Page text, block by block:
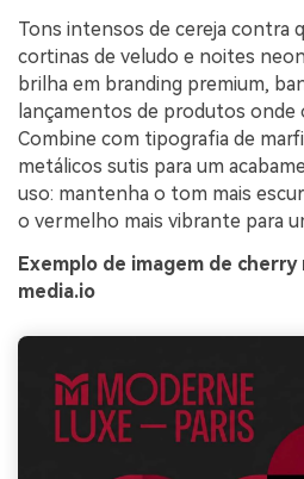
Tons intensos de cereja contra
cortinas de veludo e noites
brilha em branding premium,
lançamentos de produtos onde
Combine com tipografia de
metálicos sutis para um
uso: mantenha o tom mais
o vermelho mais vibrante para
Exemplo de imagem de
media.io